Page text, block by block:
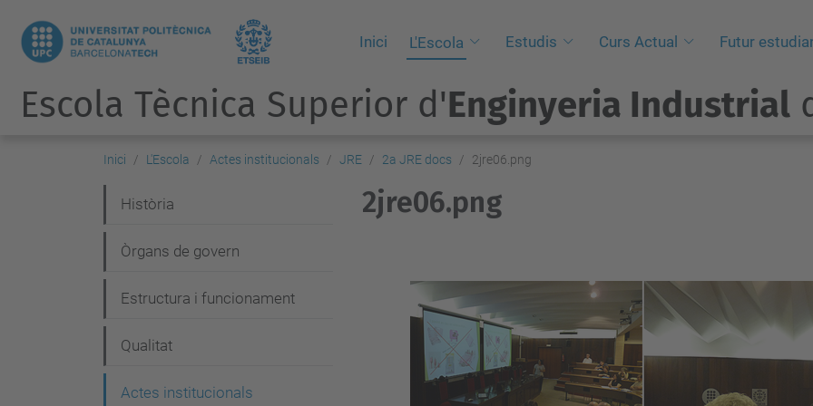
Inici L'Escola Estudis Curs Actual Futur
Escola Tècnica Superior d'Enginyeria Industrial
Inici L'Escola Actes institucionals JRE 2a JRE docs 2jre06.png
2jre06.png
a
v
g
a
Història
Òrgans de govern
Estructura i funcionament
Qualitat
Actes institucionals